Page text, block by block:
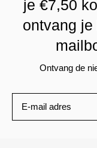
je €7,50
ontvang
Ontvang de